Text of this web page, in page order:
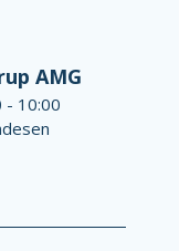
AMG
- 10:00